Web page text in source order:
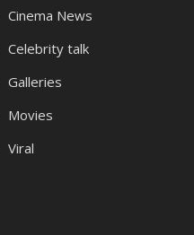
Cinema News
Celebrity talk
Galleries
Movies
Viral